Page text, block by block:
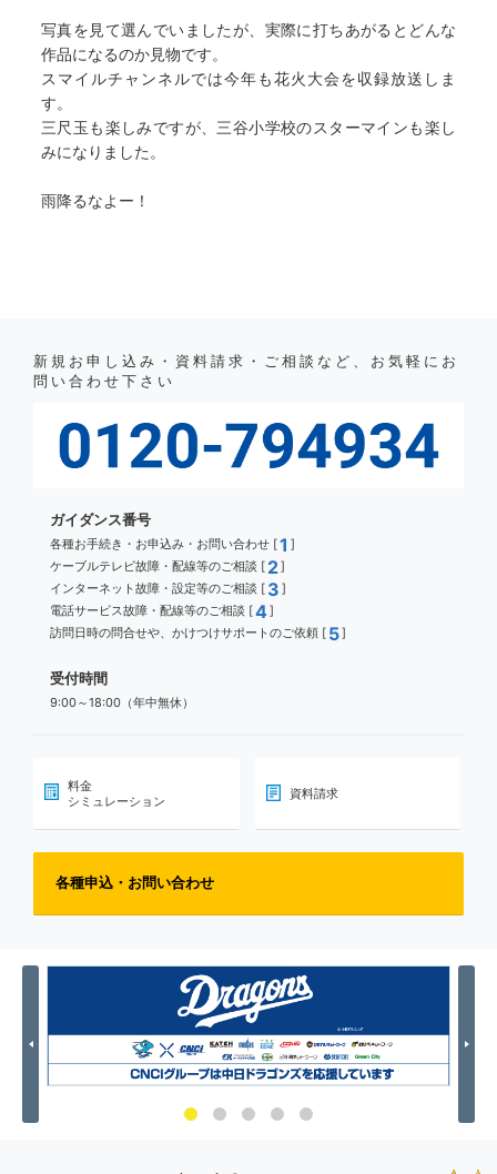
写真を見て選んでいましたが、実際に打ちあがるとどんな
作品になるのか見物です。
スマイルチャンネルでは今年も花火大会を収録放送しま
す。
三尺玉も楽しみですが、三谷小学校のスターマインも楽し
みになりました。
雨降るなよー！
新規お申し込み・資料請求・ご相談など、お気軽にお
問い合わせ下さい
ガイダンス番号
各種お手続き・お申込み・お問い合わせ [1 ]
ケーブルテレビ故障・配線等のご相談 [ 2]
インターネット故障・設定等のご相談 [ 3 ]
電話サービス故障・配線等のご相談 [4]
訪問日時の問合せや、かけつけサポートのご依頼 [ 5]
受付時間
9:00～18:00（年中無休）
料金
シミュレーション
資料請求
各種申込・お問い合わせ
Previous Next